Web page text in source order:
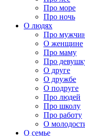
Про море
Про ночь
О людях
Про
О женщине
Про маму
Про
О друге
О дружбе
О подруге
Про людей
Про школу
Про работу
О
О семье